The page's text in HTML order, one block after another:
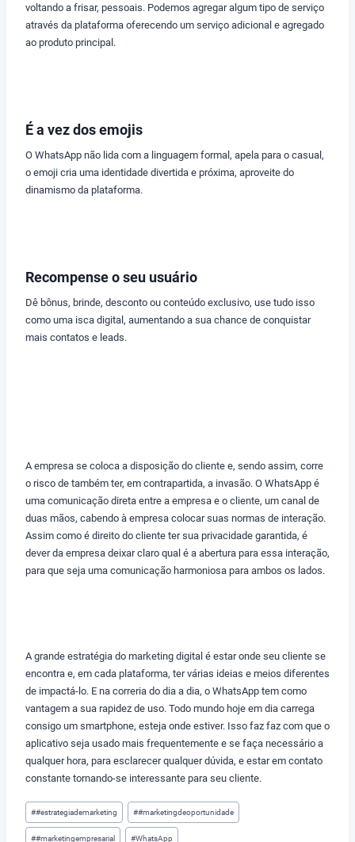
voltando a frisar, pessoais. Podemos agregar algum tipo de serviço
através da plataforma oferecendo um serviço adicional e agregado
ao produto principal.
É a vez dos emojis
O WhatsApp não lida com a linguagem formal, apela para o casual,
o emoji cria uma identidade divertida e próxima, aproveite do
dinamismo da plataforma.
Recompense o seu usuário
Dê bônus, brinde, desconto ou conteúdo exclusivo, use tudo isso
como uma isca digital, aumentando a sua chance de conquistar
mais contatos e leads.
A empresa se coloca a disposição do cliente e, sendo assim, corre
o risco de também ter, em contrapartida, a invasão. O WhatsApp é
uma comunicação direta entre a empresa e o cliente, um canal de
duas mãos, cabendo à empresa colocar suas normas de interação.
Assim como é direito do cliente ter sua privacidade garantida, é
dever da empresa deixar claro qual é a abertura para essa interação,
para que seja uma comunicação harmoniosa para ambos os lados.
A grande estratégia do marketing digital é estar onde seu cliente se
encontra e, em cada plataforma, ter várias ideias e meios diferentes
de impactá-lo. E na correria do dia a dia, o WhatsApp tem como
vantagem a sua rapidez de uso. Todo mundo hoje em dia carrega
consigo um smartphone, esteja onde estiver. Isso faz faz com que o
aplicativo seja usado mais frequentemente e se faça necessário a
qualquer hora, para esclarecer qualquer dúvida, e estar em contato
constante tornando-se interessante para seu cliente.
Tags
do
##estrategiademarketing ##marketingdeoportunidade
##marketingempresarial #WhatsApp